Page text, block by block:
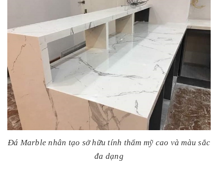
Đá Marble nhân tạo sở hữu tính thẩm mỹ cao và màu sắc
đa dạng